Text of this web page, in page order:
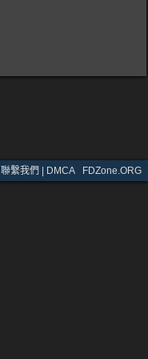
聯繫我們 | DMCA· FDZone.ORG